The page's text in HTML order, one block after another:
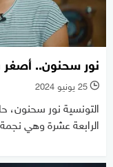
نور سحنون.. أصغر
l 25 يونيو 2024
التونسية نور
الرابعة عشرة وهي